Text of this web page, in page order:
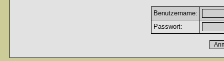
Benutzername:
Passwort: